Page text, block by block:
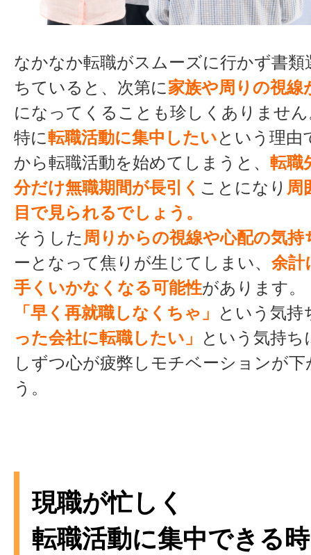
なかなか転職がスムーズに行かず書類
ちていると、次第に家族や周りの視線
になってくることも珍しくありませ
特に転職活動に集中したいという理由
から転職活動を始めてしまうと、 転職
分だけ無職期間が長引く ことになり 周
目で見られるでしょう。
そうした周りからの視線や心配の気持
ーとなって焦りが生じてしまい、 余計
手くいかなくなる可能性があります。
「早く再就職しなくちゃ」 という気持
った会社に転職したい」 という気持
しずつ心が疲弊しモチベーションが
う。
現職が忙しく
転職活動に集中できる